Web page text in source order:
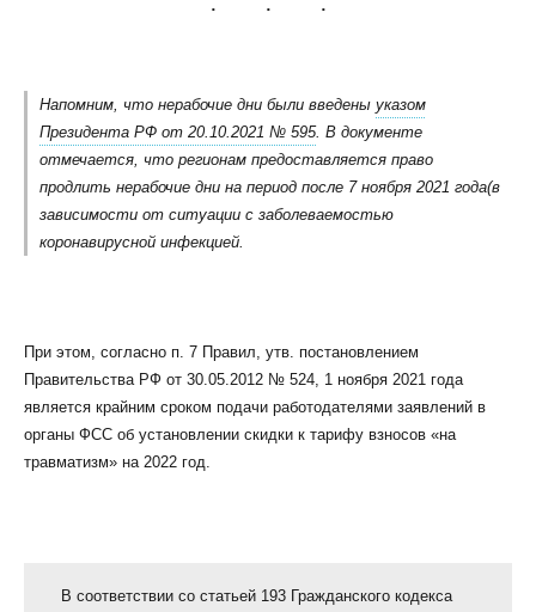
ПОЛИТИКА КОНФИДЕНЦИАЛЬНОСТИ
Напомним, что нерабочие дни были введены указом
Президента РФ от 20.10.2021 № 595. В документе
отмечается, что регионам предоставляется право
продлить нерабочие дни на период после 7 ноября 2021 года(в
зависимости от ситуации с заболеваемостью
коронавирусной инфекцией.
При этом, согласно п. 7 Правил, утв. постановлением
Правительства РФ от 30.05.2012 № 524, 1 ноября 2021 года
является крайним сроком подачи работодателями заявлений в
органы ФСС об установлении скидки к тарифу взносов «на
травматизм» на 2022 год.
В соответствии со статьей 193 Гражданского кодекса